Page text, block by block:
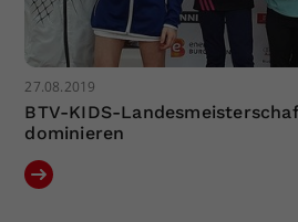
27.08.2019
BTV-KIDS-
dominieren